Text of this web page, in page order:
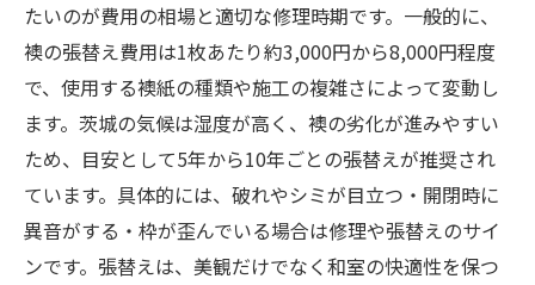
たいのが費用の相場と適切な修理時期です。一般的に、
襖の張替え費用は1枚あたり約3,000円から8,000円程度
で、使用する襖紙の種類や施工の複雑さによって変動し
ます。茨城の気候は湿度が高く、襖の劣化が進みやすい
ため、目安として5年から10年ごとの張替えが推奨され
ています。具体的には、破れやシミが目立つ・開閉時に
異音がする・枠が歪んでいる場合は修理や張替えのサイ
ンです。張替えは、美観だけでなく和室の快適性を保つ